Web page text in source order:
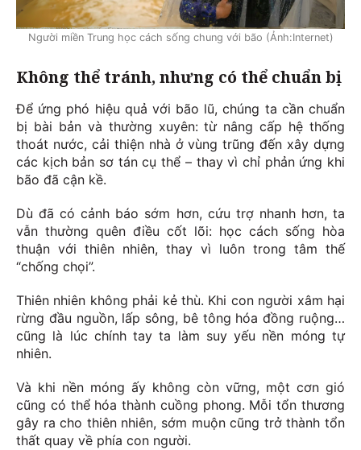
Người miền Trung học cách sống chung với bão (Ảnh:Internet)
Không thể tránh, nhưng có thể chuẩn bị
Để ứng phó hiệu quả với bão lũ, chúng ta cần chuẩn
bị bài bản và thường xuyên: từ nâng cấp hệ thống
thoát nước, cải thiện nhà ở vùng trũng đến xây dựng
các kịch bản sơ tán cụ thể – thay vì chỉ phản ứng khi
bão đã cận kề.
Dù đã có cảnh báo sớm hơn, cứu trợ nhanh hơn, ta
vẫn thường quên điều cốt lõi: học cách sống hòa
thuận với thiên nhiên, thay vì luôn trong tâm thế
“chống chọi”.
Thiên nhiên không phải kẻ thù. Khi con người xâm hại
rừng đầu nguồn, lấp sông, bê tông hóa đồng ruộng…
cũng là lúc chính tay ta làm suy yếu nền móng tự
nhiên.
Và khi nền móng ấy không còn vững, một cơn gió
cũng có thể hóa thành cuồng phong. Mỗi tổn thương
gây ra cho thiên nhiên, sớm muộn cũng trở thành tổn
thất quay về phía con người.